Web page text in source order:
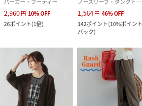
パーカー・フーディー
2,960円 10%OFF
26ポイント(1倍)
ノースリーブ・タンクトップ
1,564円 46%OFF
142ポイント(10%ポイント
バック)